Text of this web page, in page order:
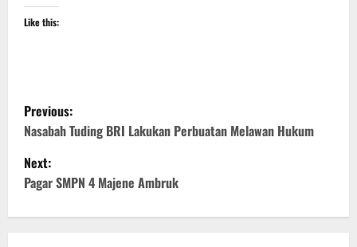
Like this:
P
o
s
Previous:
Nasabah Tuding BRI Lakukan Perbuatan Melawan Hukum
Next:
Pagar SMPN 4 Majene Ambruk